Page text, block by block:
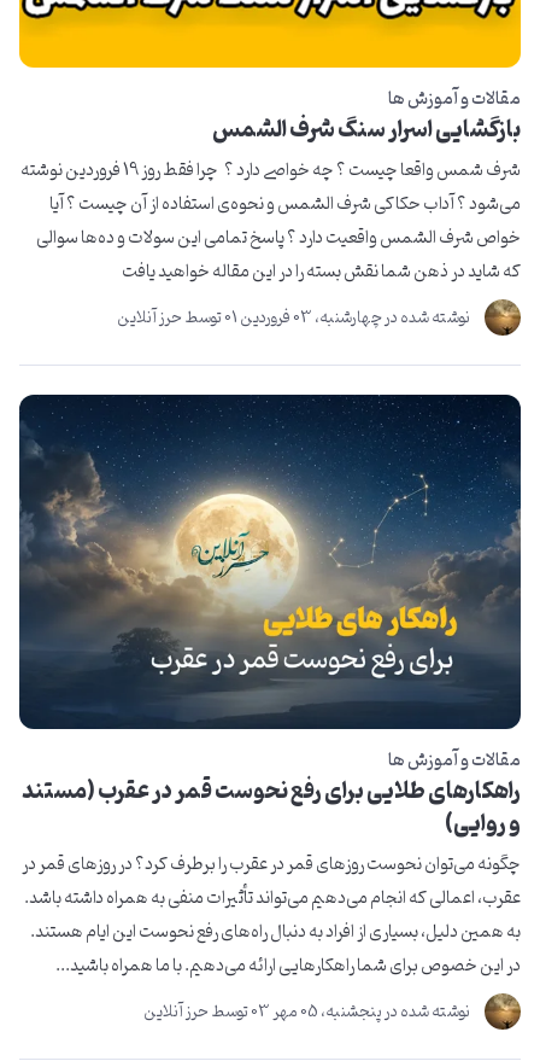
مقالات و آموزش ها
بازگشایی اسرار سنگ شرف الشمس
شرف شمس واقعا چیست ؟ چه خواصی دارد ؟ چرا فقط روز 19 فروردین نوشته
می‌شود ؟ آداب حکاکی شرف الشمس و نحوه‌ی استفاده از آن چیست ؟ آیا
خواص شرف الشمس واقعیت دارد ؟ پاسخ تمامی این سولات و ده‌ها سوالی
که شاید در ذهن شما نقش بسته را در این مقاله خواهید یافت
نوشته شده درچهارشنبه، 03 فروردین 01 توسطحرز آنلاین
مقالات و آموزش ها
راهکارهای طلایی برای رفع نحوست قمر در عقرب (مستند
و روایی)
چگونه می‌توان نحوست روزهای قمر در عقرب را برطرف کرد؟ در روزهای قمر در
عقرب، اعمالی که انجام می‌دهیم می‌تواند تأثیرات منفی به همراه داشته باشد.
به همین دلیل، بسیاری از افراد به دنبال راه‌های رفع نحوست این ایام هستند.
در این خصوص برای شما راهکارهایی ارائه می‌دهیم. با ما همراه باشید...
نوشته شده درپنجشنبه، 05 مهر 03 توسطحرز آنلاین